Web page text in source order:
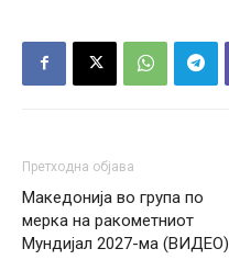
Претходна објава
Македонија во група по
мерка на ракометниот
Мундијал 2027-ма (ВИДЕО)